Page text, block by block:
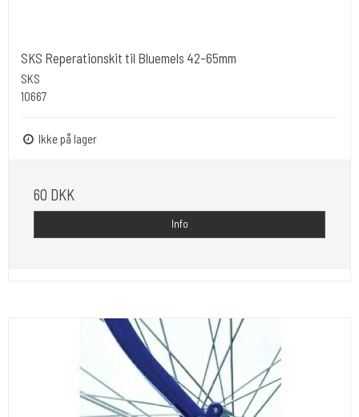
SKS Reperationskit til Bluemels 42-65mm
SKS
10667
Ikke på lager
60 DKK
Info